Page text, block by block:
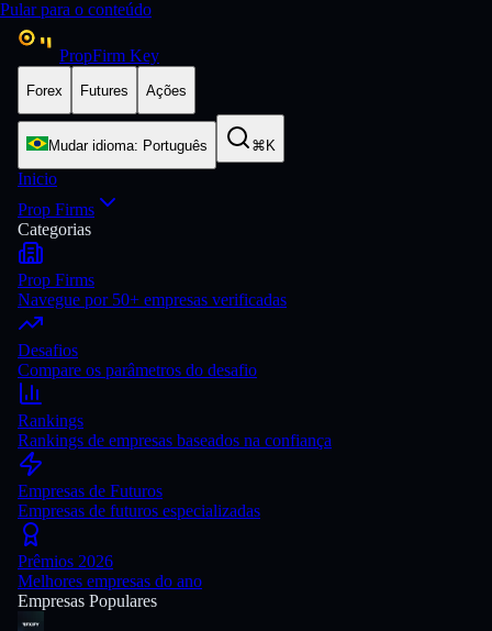
Pular para o conteúdo
PropFirm Key
Forex Futures Ações
Mudar idioma: Português ⌘K
Inicio
Prop Firms
Categorias
Prop Firms
Navegue por 50+ empresas verificadas
Desafios
Compare os parâmetros do desafio
Rankings
Rankings de empresas baseados na confiança
Empresas de Futuros
Empresas de futuros especializadas
Prêmios 2026
Melhores empresas do ano
Empresas Populares